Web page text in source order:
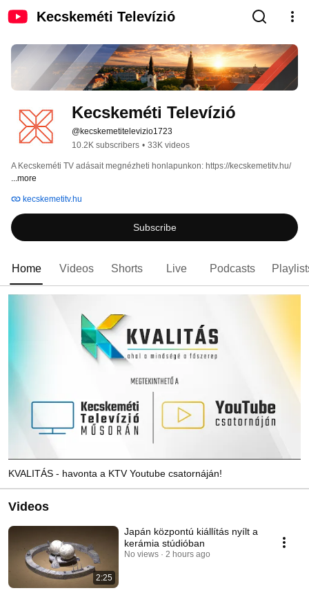
Kecskeméti Televízió
Kecskeméti Televízió
@kecskemetitelevizio1723
10.2K subscribers • 33K videos
A Kecskeméti TV adásait megnézheti honlapunkon: https://kecskemetitv.hu/
...more
kecskemetitv.hu
Subscribe
Home Videos Shorts Live Podcasts
KVALITÁS - havonta a KTV Youtube csatornáján!
Videos
2:25
Japán központú kiállítás nyílt a
kerámia stúdióban
No views 2 hours ago